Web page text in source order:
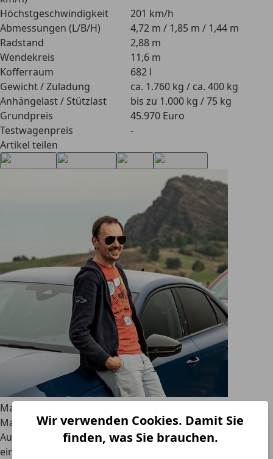
Wir verwenden Cookies. Damit Sie
finden, was Sie brauchen.
Höchstgeschwindigkeit
201 km/h
Abmessungen (L/B/H)
4,72 m / 1,85 m / 1,44 m
Radstand
2,88 m
Wendekreis
11,6 m
Kofferraum
682 l
Gewicht / Zuladung
ca. 1.760 kg / ca. 400 kg
Anhängelast / Stützlast
bis zu 1.000 kg / 75 kg
Grundpreis
45.970 Euro
Testwagenpreis
-
Artikel teilen
Maximilian Fisseler
Maximilian Fisseler arbeitet als freier Redakteur für das
AutoScout24 Magazin. Als italophiler Allesfahrer pflegt er
eine romantisch-verklärte Sicht auf das Automobil. Benzin